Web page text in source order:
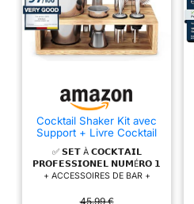
Cocktail Shaker Kit avec
Support + Livre Cocktail
+ d'Accessoires
Professionnel: INOX
Qualité Extra, Bar
Ensemble: Cuillère a
✅ 𝗦𝗘𝗧 À 𝗖𝗢𝗖𝗞𝗧𝗔𝗜𝗟
𝗣𝗥𝗢𝗙𝗘𝗦𝗦𝗜𝗢𝗡𝗘𝗟 𝗡𝗨𝗠É𝗥𝗢 𝟭
+ ACCESSOIRES DE BAR +
COCKTAILS - Que vous soyez
45,99 €